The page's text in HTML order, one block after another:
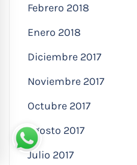
Febrero 2018
Enero 2018
Diciembre 2017
Noviembre 2017
Octubre 2017
Agosto 2017
Julio 2017